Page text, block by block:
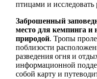
птицами и исследовать
Заброшенный
место для кемпинга и
природой. Тропы
поблизости
разведения огня и
информационной
собой карту и